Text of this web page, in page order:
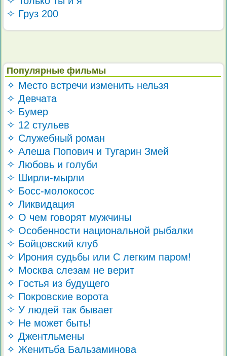
✧ Груз 200
Популярные фильмы
✧ Место встречи изменить нельзя
✧ Девчата
✧ Бумер
✧ 12 стульев
✧ Служебный роман
✧ Алеша Попович и Тугарин Змей
✧ Любовь и голуби
✧ Ширли-мырли
✧ Босс-молокосос
✧ Ликвидация
✧ О чем говорят мужчины
✧ Особенности национальной рыбалки
✧ Бойцовский клуб
✧ Ирония судьбы или С легким паром!
✧ Москва слезам не верит
✧ Гостья из будущего
✧ Покровские ворота
✧ У людей так бывает
✧ Не может быть!
✧ Джентльмены
✧ Женитьба Бальзаминова